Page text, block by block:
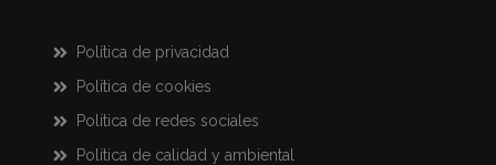
Política de privacidad
Política de cookies
Política de redes sociales
Política de calidad y ambiental